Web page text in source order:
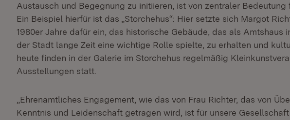
Austausch und Begegnung zu initiieren, ist von zentraler Bedeutung
Ein Beispiel hierfür ist das „Storchehus“: Hier setzte sich Margot
1980er Jahre dafür ein, das historische Gebäude, das als Amtshaus
der Stadt lange Zeit eine wichtige Rolle spielte, zu erhalten und
heute finden in der Galerie im Storchehus regelmäßig
Ausstellungen statt.
„Ehrenamtliches Engagement, wie das von Frau Richter, das von
Kenntnis und Leidenschaft getragen wird, ist für unsere